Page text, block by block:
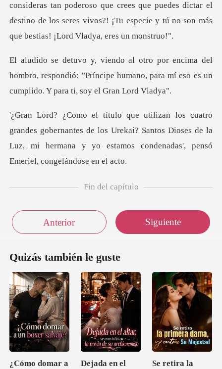
eroso que crees que puedes dictar el
destino de los seres vivos?! ¡Tu
l
hombro, respondió: "Príncipe humano, para mí eso e
bernantes de los Urekai? Santos Dioses de la
Luz, mi hermana y
Fin del capítulo
Anterior Siguiente
Quizás también le guste
¿Cómo domar a
Dejada en el
Se retira la